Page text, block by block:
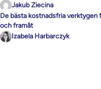
Jakub Ziecina
De bästa kostnadsfria
och framåt
Izabela Harbarczyk